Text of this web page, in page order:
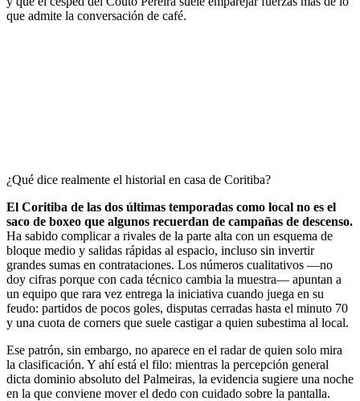
que admite la conversación de café.
¿Qué dice realmente el historial en casa de Coritiba?
El Coritiba de las dos últimas temporadas como local no es el
saco de boxeo que algunos recuerdan de campañas de descenso.
Ha sabido complicar a rivales de la parte alta con un esquema de
bloque medio y salidas rápidas al espacio, incluso sin invertir
grandes sumas en contrataciones. Los números cualitativos —no
doy cifras porque con cada técnico cambia la muestra— apuntan a
un equipo que rara vez entrega la iniciativa cuando juega en su
feudo: partidos de pocos goles, disputas cerradas hasta el minuto 70
y una cuota de corners que suele castigar a quien subestima al local.
Ese patrón, sin embargo, no aparece en el radar de quien solo mira
la clasificación. Y ahí está el filo: mientras la percepción general
dicta dominio absoluto del Palmeiras, la evidencia sugiere una noche
en la que conviene mover el dedo con cuidado sobre la pantalla.